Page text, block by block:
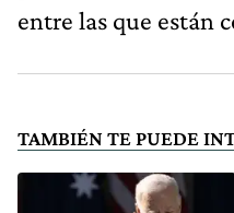
entre las que están
TAMBIÉN TE PUEDE